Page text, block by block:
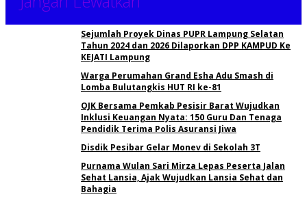
Sejumlah Proyek Dinas PUPR Lampung Selatan
Tahun 2024 dan 2026 Dilaporkan DPP KAMPUD Ke
KEJATI Lampung
Warga Perumahan Grand Esha Adu Smash di
Lomba Bulutangkis HUT RI ke-81
OJK Bersama Pemkab Pesisir Barat Wujudkan
Inklusi Keuangan Nyata: 150 Guru Dan Tenaga
Pendidik Terima Polis Asuransi Jiwa
Disdik Pesibar Gelar Monev di Sekolah 3T
Purnama Wulan Sari Mirza Lepas Peserta Jalan
Sehat Lansia, Ajak Wujudkan Lansia Sehat dan
Bahagia